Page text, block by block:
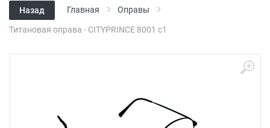
Назад Главная Оправы
Титановая оправа - CITYPRINCE 8001 с1